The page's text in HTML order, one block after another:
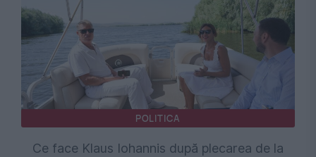
POLITICA
Ce face Klaus Iohannis după plecarea de la